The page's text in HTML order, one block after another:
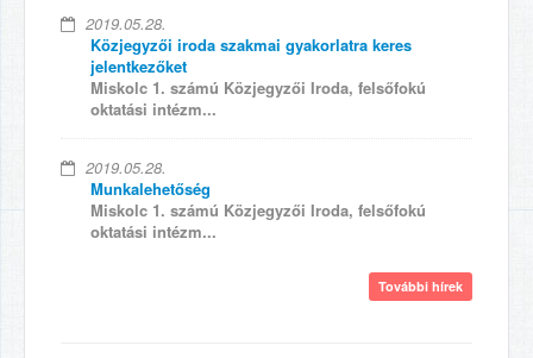
2019.05.28.
Közjegyzői iroda szakmai gyakorlatra keres
jelentkezőket
Miskolc 1. számú Közjegyzői Iroda, felsőfokú
oktatási intézm...
2019.05.28.
Munkalehetőség
Miskolc 1. számú Közjegyzői Iroda, felsőfokú
oktatási intézm...
További hírek